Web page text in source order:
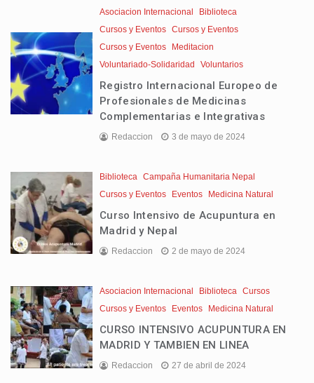
Asociacion Internacional
Biblioteca
Cursos y Eventos Cursos y Eventos
Cursos y Eventos
Meditacion
Voluntariado-Solidaridad
Voluntarios
Registro Internacional Europeo de
Profesionales de Medicinas
Complementarias e Integrativas
Redaccion 3 de mayo de 2024
Biblioteca Campaña Humanitaria Nepal
Cursos y Eventos
Eventos Medicina Natural
Curso Intensivo de Acupuntura en
Madrid y Nepal
Redaccion 2 de mayo de 2024
Asociacion Internacional Biblioteca Cursos
Cursos y Eventos
Eventos Medicina Natural
CURSO INTENSIVO ACUPUNTURA EN
MADRID Y TAMBIEN EN LINEA
Redaccion 27 de abril de 2024